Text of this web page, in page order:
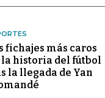
fichajes más caros
la historia del fútbol
la llegada de Yan